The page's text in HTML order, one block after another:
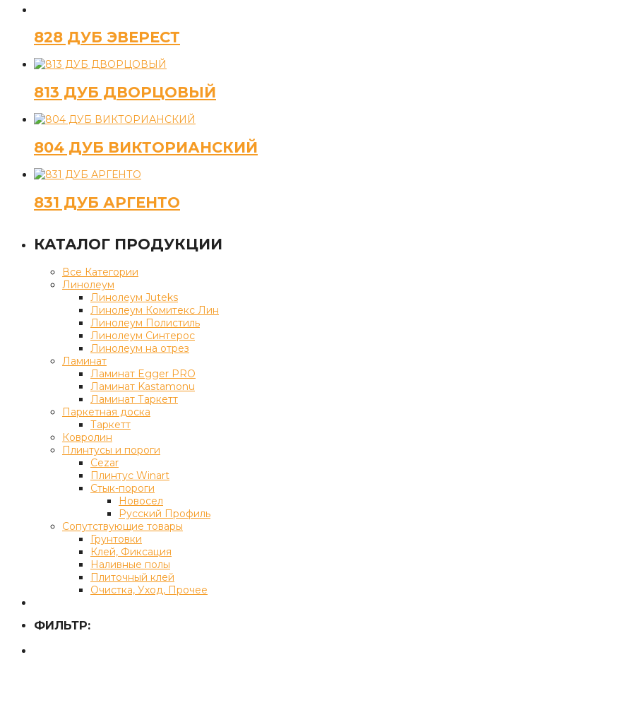
828 ДУБ ЭВЕРЕСТ
813 ДУБ ДВОРЦОВЫЙ
804 ДУБ ВИКТОРИАНСКИЙ
831 ДУБ АРГЕНТО
КАТАЛОГ ПРОДУКЦИИ
Все Категории
Линолеум
Линолеум Juteks
Линолеум Комитекс Лин
Линолеум Полистиль
Линолеум Синтерос
Линолеум на отрез
Ламинат
Ламинат Egger PRO
Ламинат Kastamonu
Ламинат Таркетт
Паркетная доска
Таркетт
Ковролин
Плинтусы и пороги
Cezar
Плинтус Winart
Стык-пороги
Новосел
Русский Профиль
Сопутствующие товары
Грунтовки
Клей, Фиксация
Наливные полы
Плиточный клей
Очистка, Уход, Прочее
ФИЛЬТР: